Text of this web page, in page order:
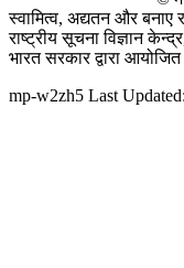
स्वामित्व, अद्यतन और
राष्ट्रीय सूचना विज्ञान
भारत सरकार द्वारा
mp-w2zh5 Last